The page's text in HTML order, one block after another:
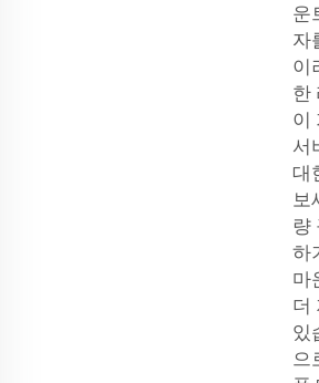
운
자
이
한
이
서
대
보
량
하
마
더
있
으